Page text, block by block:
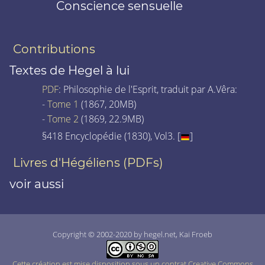
Conscience sensuelle
Contributions
Textes de Hegel à lui
PDF: Philosophie de l'Esprit, traduit par A.Vêra:
-Tome 1 (1867, 20MB)
-Tome 2 (1869, 22.9MB)
§418 Encyclopédie (1830), Vol3. [
]
Livres d'Hégéliens (PDFs)
voir aussi
Copyright © 2002-2020 by hegel.net, Kai Froeb